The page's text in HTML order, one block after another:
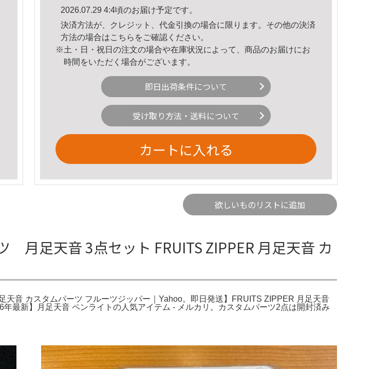
2026.07.29 4:4頃のお届け予定です。
決済方法が、クレジット、代金引換の場合に限ります。その他の決済
方法の場合はこちら をご確認ください。
※土・日・祝日の注文の場合や在庫状況によって、商品のお届けにお
時間をいただく場合がございます。
即日出荷条件について
受け取り方法・送料について
カートに入れる
欲しいものリストに追加
月足天音 3点セット FRUITS ZIPPER 月足天音 カ
音 カスタムパーツ フルーツジッパー｜Yahoo。即日発送】FRUITS ZIPPER 月足天音
最新】月足天音 ペンライトの人気アイテム - メルカリ。カスタムパーツ2点は開封済み